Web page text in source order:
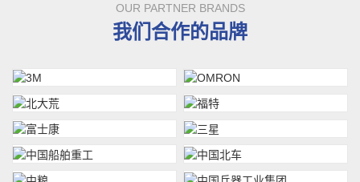
OUR PARTNER BRANDS
我们合作的品牌